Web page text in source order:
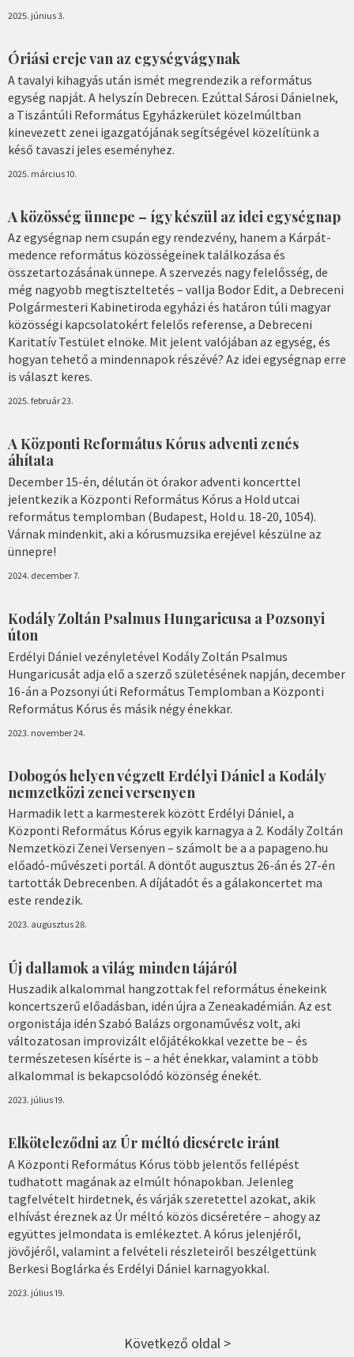
2025. június 3.
Óriási ereje van az egységvágynak
A tavalyi kihagyás után ismét megrendezik a református
egység napját. A helyszín Debrecen. Ezúttal Sárosi Dánielnek,
a Tiszántúli Református Egyházkerület közelmúltban
kinevezett zenei igazgatójának segítségével közelítünk a
késő tavaszi jeles eseményhez.
2025. március 10.
A közösség ünnepe – így készül az idei egységnap
Az egységnap nem csupán egy rendezvény, hanem a Kárpát-
medence református közösségeinek találkozása és
összetartozásának ünnepe. A szervezés nagy felelősség, de
még nagyobb megtiszteltetés – vallja Bodor Edit, a Debreceni
Polgármesteri Kabinetiroda egyházi és határon túli magyar
közösségi kapcsolatokért felelős referense, a Debreceni
Karitatív Testület elnöke. Mit jelent valójában az egység, és
hogyan tehető a mindennapok részévé? Az idei egységnap erre
is választ keres.
2025. február 23.
A Központi Református Kórus adventi zenés
áhítata
December 15-én, délután öt órakor adventi koncerttel
jelentkezik a Központi Református Kórus a Hold utcai
református templomban (Budapest, Hold u. 18-20, 1054).
Várnak mindenkit, aki a kórusmuzsika erejével készülne az
ünnepre!
2024. december 7.
Kodály Zoltán Psalmus Hungaricusa a Pozsonyi
úton
Erdélyi Dániel vezényletével Kodály Zoltán Psalmus
Hungaricusát adja elő a szerző születésének napján, december
16-án a Pozsonyi úti Református Templomban a Központi
Református Kórus és másik négy énekkar.
2023. november 24.
Dobogós helyen végzett Erdélyi Dániel a Kodály
nemzetközi zenei versenyen
Harmadik lett a karmesterek között Erdélyi Dániel, a
Központi Református Kórus egyik karnagya a 2. Kodály Zoltán
Nemzetközi Zenei Versenyen – számolt be a a papageno.hu
előadó-művészeti portál. A döntőt augusztus 26-án és 27-én
tartották Debrecenben. A díjátadót és a gálakoncertet ma
este rendezik.
2023. augusztus 28.
Új dallamok a világ minden tájáról
Huszadik alkalommal hangzottak fel református énekeink
koncertszerű előadásban, idén újra a Zeneakadémián. Az est
orgonistája idén Szabó Balázs orgonaművész volt, aki
változatosan improvizált előjátékokkal vezette be – és
természetesen kísérte is – a hét énekkar, valamint a több
alkalommal is bekapcsolódó közönség énekét.
2023. július 19.
Elköteleződni az Úr méltó dicsérete iránt
A Központi Református Kórus több jelentős fellépést
tudhatott magának az elmúlt hónapokban. Jelenleg
tagfelvételt hirdetnek, és várják szeretettel azokat, akik
elhívást éreznek az Úr méltó közös dicséretére – ahogy az
együttes jelmondata is emlékeztet. A kórus jelenjéről,
jövőjéről, valamint a felvételi részleteiről beszélgettünk
Berkesi Boglárka és Erdélyi Dániel karnagyokkal.
2023. július 19.
Következő oldal >